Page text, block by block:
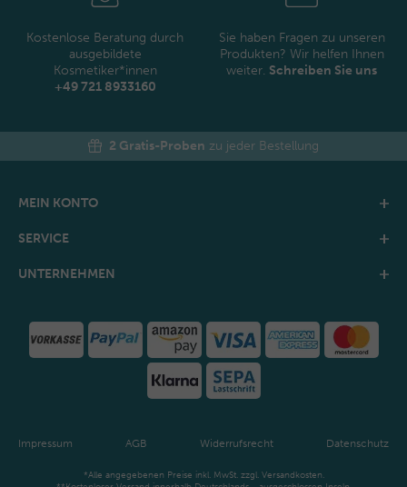
Kostenlose Beratung durch
ausgebildete
Kosmetiker*innen
+49 721 8933160
Sie haben Fragen zu unseren
Produkten? Wir helfen Ihnen
weiter. Schreiben Sie uns
2 Gratis-Proben zu jeder Bestellung
MEIN KONTO
SERVICE
UNTERNEHMEN
Impressum AGB Widerrufsrecht Datenschutz
*Alle angegebenen Preise inkl. MwSt. zzgl. Versandkosten.